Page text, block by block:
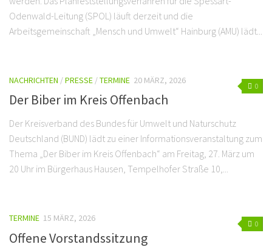
Odenwald-Leitung (SPOL) läuft derzeit und die
Arbeitsgemeinschaft „Mensch und Umwelt“ Hainburg (AMU) lädt...
0
NACHRICHTEN /PRESSE /TERMINE 20 MÄRZ, 2026
Der Biber im Kreis Offenbach
Der Kreisverband des Bundes für Umwelt und Naturschutz
Deutschland (BUND) lädt zu einer Informationsveranstaltung zum
Thema „Der Biber im Kreis Offenbach“ am Freitag, 27. März um
20 Uhr im Bürgerhaus Hausen, Tempelhofer Straße 10,...
0
TERMINE 15 MÄRZ, 2026
Offene Vorstandssitzung